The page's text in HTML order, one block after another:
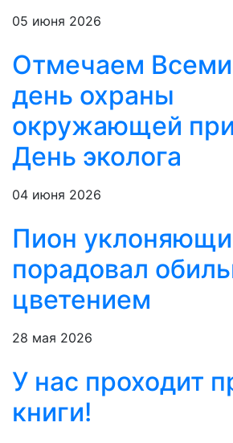
05 июня 2026
Отмечаем
день охраны
окружающей
День эколога
04 июня 2026
Пион
порадовал
цветением
28 мая 2026
У нас проходит
книги!